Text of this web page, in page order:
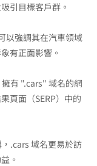
引目標客戶群。
以強調其在汽車領域
有正面影響。
有 ".cars" 域名的網
頁面（SERP）中的
.cars 域名更易於訪
。